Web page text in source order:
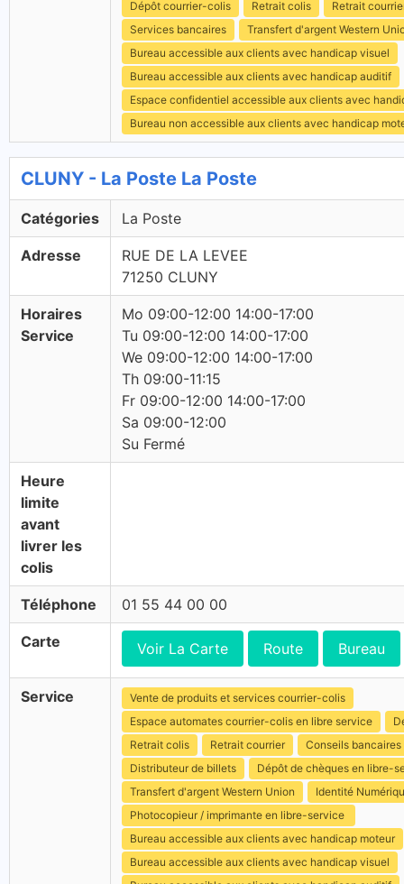
Dépôt courrier-colis
Retrait colis
Retrait
Services bancaires
Transfert d'argent Western
Bureau accessible aux clients avec handicap visuel
Bureau accessible aux clients avec handicap auditif
Espace confidentiel accessible aux clients avec
Bureau non accessible aux clients avec handicap
CLUNY - La Poste La Poste
Catégories La Poste
Adresse
RUE DE LA LEVEE
71250 CLUNY
Horaires
Service
Mo 09:00-12:00 14:00-17:00
Tu 09:00-12:00 14:00-17:00
We 09:00-12:00 14:00-17:00
Th 09:00-11:15
Fr 09:00-12:00 14:00-17:00
Sa 09:00-12:00
Su Fermé
Heure
limite
avant
livrer les
colis
Téléphone 01 55 44 00 00
Carte Voir La Carte Route Bureau
Service
Vente de produits et services courrier-colis
Espace automates courrier-colis en libre service
Retrait colis
Retrait courrier
Conseils bancaires
Distributeur de billets
Dépôt de chèques en libre-
Transfert d'argent Western Union
Identité
Photocopieur / imprimante en libre-service
Bureau accessible aux clients avec handicap moteur
Bureau accessible aux clients avec handicap visuel